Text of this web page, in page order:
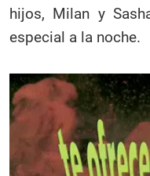
hijos, Milan y
especial a la noche.